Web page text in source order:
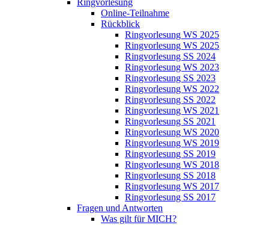
Ringvorlesung
Online-Teilnahme
Rückblick
Ringvorlesung WS 2025
Ringvorlesung WS 2025
Ringvorlesung SS 2024
Ringvorlesung WS 2023
Ringvorlesung SS 2023
Ringvorlesung WS 2022
Ringvorlesung SS 2022
Ringvorlesung WS 2021
Ringvorlesung SS 2021
Ringvorlesung WS 2020
Ringvorlesung WS 2019
Ringvorlesung SS 2019
Ringvorlesung WS 2018
Ringvorlesung SS 2018
Ringvorlesung WS 2017
Ringvorlesung SS 2017
Fragen und Antworten
Was gilt für MICH?